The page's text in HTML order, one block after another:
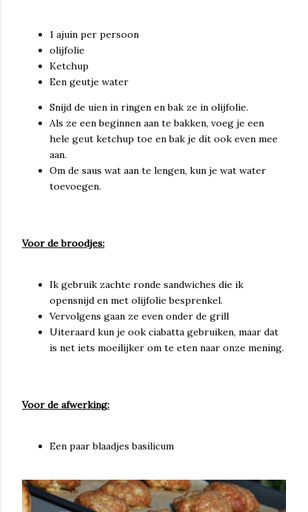
1 ajuin per persoon
olijfolie
Ketchup
Een geutje water
Snijd de uien in ringen en bak ze in olijfolie.
Als ze een beginnen aan te bakken, voeg je een
hele geut ketchup toe en bak je dit ook even mee
aan.
Om de saus wat aan te lengen, kun je wat water
toevoegen.
Voor de broodjes:
Ik gebruik zachte ronde sandwiches die ik
opensnijd en met olijfolie besprenkel.
Vervolgens gaan ze even onder de grill
Uiteraard kun je ook ciabatta gebruiken, maar dat
is net iets moeilijker om te eten naar onze mening.
Voor de afwerking:
Een paar blaadjes basilicum